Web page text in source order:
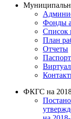
Фонды
Список
План
Отчеты
ФКГС на